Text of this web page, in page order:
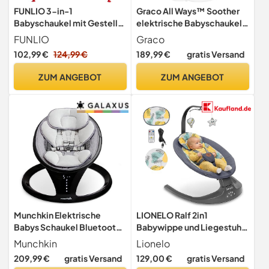
FUNLIO 3-in-1
Babyschaukel mit Gestell
mit 4 Sandsäcken,
Kinderschaukel mit
Sicherheitsgurt für Drinnen
Zusammenklappbarer
Anleitung, Einfach zu
Montieren
FUNLIO
102,99 € 124,99 €
ZUM ANGEBOT
Graco All Ways™ Soother
elektrische Babyschaukel,
Little Adventures
Graco
189,99 € gratis Versand
ZUM ANGEBOT
Munchkin Elektrische
Babys Schaukel Bluetooth |
Schwarz
Munchkin
209,99 € gratis Versand
LIONELO Ralf 2in1
Babywippe und Liegestuhl,
Fernbedienung, 12
Melodien, zwei
Schaukelrichtungen, 5
Lionelo
129,00 € gratis Versand